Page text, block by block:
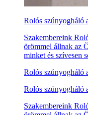
Rolós szúnyogháló
Szakembereink
örömmel állnak az
minket és szívesen
Rolós szúnyogháló
Rolós szúnyogháló
Szakembereink